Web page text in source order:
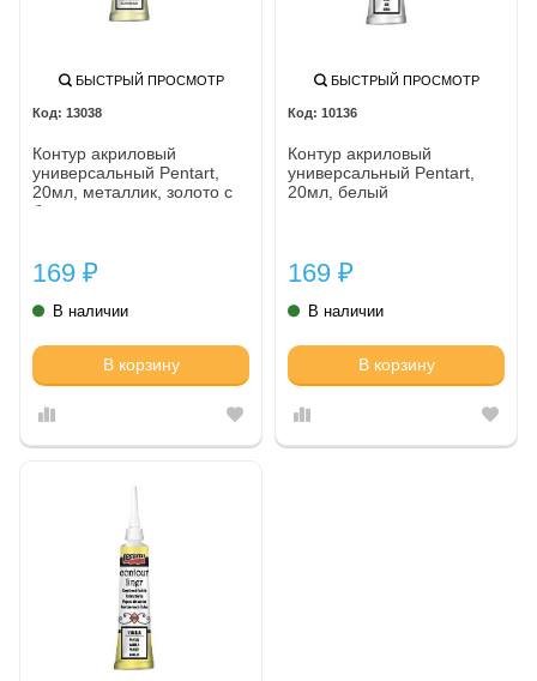
БЫСТРЫЙ ПРОСМОТР
13038
Контур акриловый
универсальный Pentart,
20мл, металлик, золото с
блестками
169 ₽
В наличии
В корзину
БЫСТРЫЙ ПРОСМОТР
10136
Контур акриловый
универсальный Pentart,
20мл, белый
169 ₽
В наличии
В корзину